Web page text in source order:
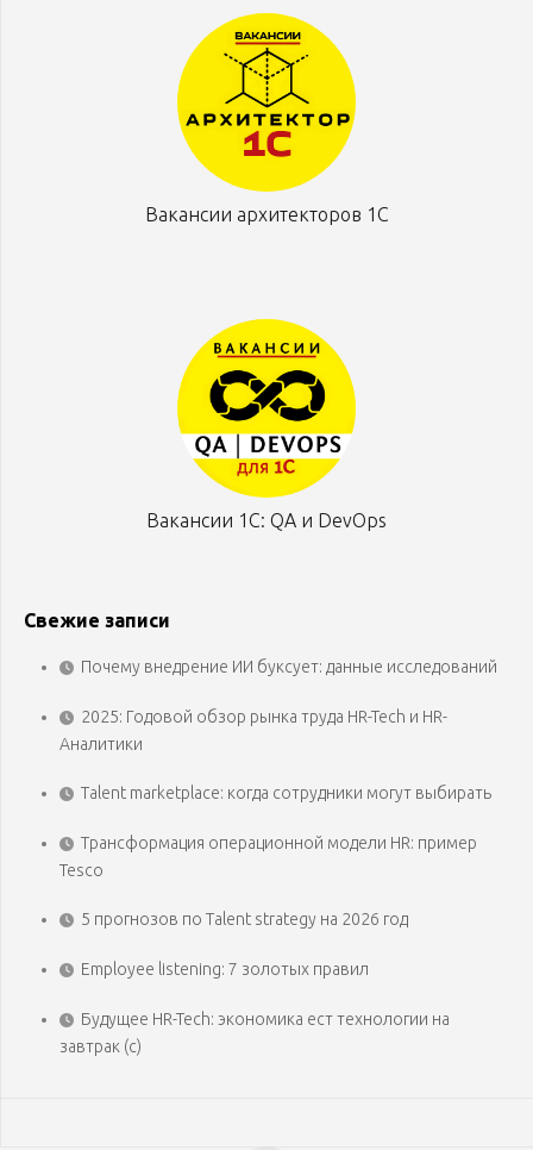
Вакансии архитекторов 1С
Вакансии 1С: QA и DevOps
Свежие записи
Почему внедрение ИИ буксует: данные исследований
2025: Годовой обзор рынка труда HR-Tech и HR-
Аналитики
Talent marketplace: когда сотрудники могут выбирать
Трансформация операционной модели HR: пример
Tesco
5 прогнозов по Talent strategy на 2026 год
Employee listening: 7 золотых правил
Будущее HR-Tech: экономика ест технологии на
завтрак (с)